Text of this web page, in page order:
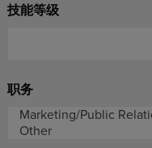
技能等级
职务